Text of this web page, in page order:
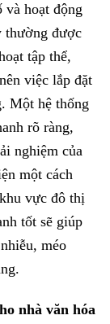
hoạt động
thường được
tập thể,
việc lắp đặt
Một hệ thống
rõ ràng,
nghiệm của
một cách
vực đô thị
tốt sẽ giúp
méo
nhà văn hóa